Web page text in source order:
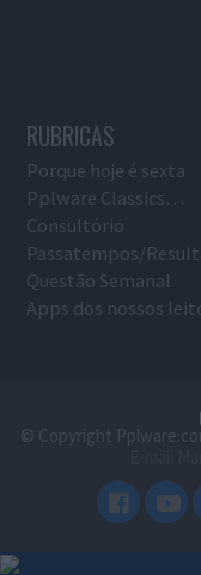
RUBRICAS
Porque hoje é sexta
Pplware Classics…
Consultório
Passatempos/
Questão Semanal
Apps dos nossos
© Copyright